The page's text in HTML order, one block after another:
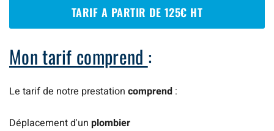
TARIF A PARTIR DE 125€ HT
Mon tarif comprend :
Le tarif de notre prestation comprend :
Déplacement d'un plombier